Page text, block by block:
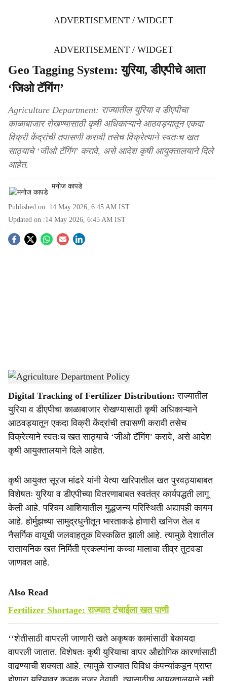
ADVERTISEMENT / WIDGET
ADVERTISEMENT / WIDGET
Geo Tagging System: युरिया, डीएपीचे आता
‘जिओ टॅगिंग’
Agriculture Department: राज्यातील युरिया व डीएपीचा
काळाबाजार रोखण्यासाठी कृषी अधिकाऱ्याने आठवड्यातून एकदा
विक्री केंद्रांची तपासणी करावी तसेच विक्रेत्याने स्वतःच खत
साठ्याचे ‘जीओ टॅगिंग’ करावे, असे आदेश कृषी आयुक्तालयाने दिले
आहेत.
मनोज कापडे
Published on :14 May 2026, 6:45 AM IST
Updated on :14 May 2026, 6:45 AM IST
S
a
r
e
Agriculture Department Policy-Agrowon
Digital Tracking of Fertilizer Distribution: राज्यातील
युरिया व डीएपीचा काळाबाजार रोखण्यासाठी कृषी अधिकाऱ्याने
आठवड्यातून एकदा विक्री केंद्रांची तपासणी करावी तसेच
विक्रेत्याने स्वतःच खत साठ्याचे ‘जीओ टॅगिंग’ करावे, असे आदेश
कृषी आयुक्तालयाने दिले आहेत.
कृषी आयुक्त सूरज मांढरे यांनी येत्या खरिपातील खत पुरवठ्याबाबत
विशेषतः युरिया व डीएपीच्या वितरणाबाबत स्वतंत्र कार्यपद्धती लागू
केली आहे. पश्चिम आशियातील युद्धजन्य परिस्थिती अद्यापही कायम
आहे. होर्मुझच्या सामुद्रधुनीतून भारताकडे होणारी खनिज तेल व
नैसर्गिक वायूची जलवाहतूक विस्कळित झाली आहे. त्यामुळे देशातील
रासायनिक खत निर्मिती प्रकल्पांना कच्चा मालाचा तीव्र तुटवडा
जाणवत आहे.
Also Read
Fertilizer Shortage: राज्यात टंचाईला खत पाणी
‘‘शेतीसाठी वापरली जाणारी खते अकृषक कामांसाठी बेकायदा
वापरली जातात. विशेषतः कृषी युरियाचा वापर औद्योगिक कारणांसाठी
वाढण्याची शक्यता आहे. त्यामुळे राज्यात विविध कंपन्यांकडून प्राप्त